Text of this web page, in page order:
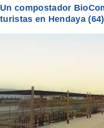
Un compostador
turistas en Hendaya (64)